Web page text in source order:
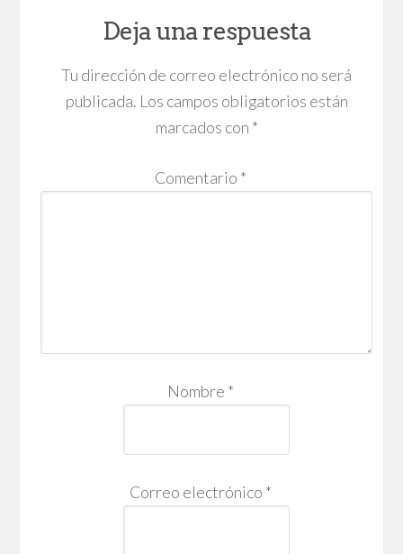
Deja una respuesta
Tu dirección de correo electrónico no será
publicada. Los campos obligatorios están
marcados con *
Comentario *
Nombre *
Correo electrónico *